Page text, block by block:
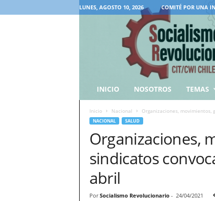
LUNES, AGOSTO 10, 2026 COMITÉ POR UNA
INICIO NOSOTROS TEMAS
Inicio Nacional Organizaciones, movimientos,
NACIONAL SALUD
Organizaciones,
sindicatos
abril
Por Socialismo Revolucionario- 24/04/2021